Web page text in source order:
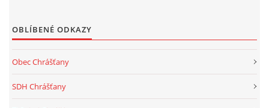
OBLÍBENÉ ODKAZY
Obec Chrášťany
SDH Chrášťany